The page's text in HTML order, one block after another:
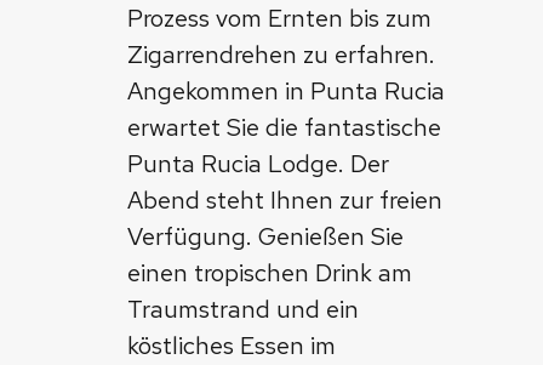
Prozess vom Ernten bis zum
Zigarrendrehen zu erfahren.
Angekommen in Punta Rucia
erwartet Sie die fantastische
Punta Rucia Lodge. Der
Abend steht Ihnen zur freien
Verfügung. Genießen Sie
einen tropischen Drink am
Traumstrand und ein
köstliches Essen im